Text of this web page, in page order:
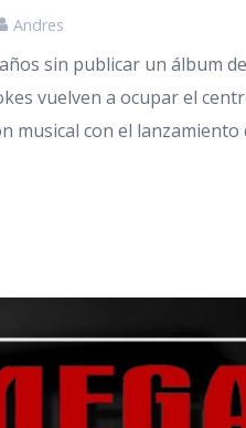
Andres
sin publicar un álbum de
vuelven a ocupar el
musical con el lanzamiento